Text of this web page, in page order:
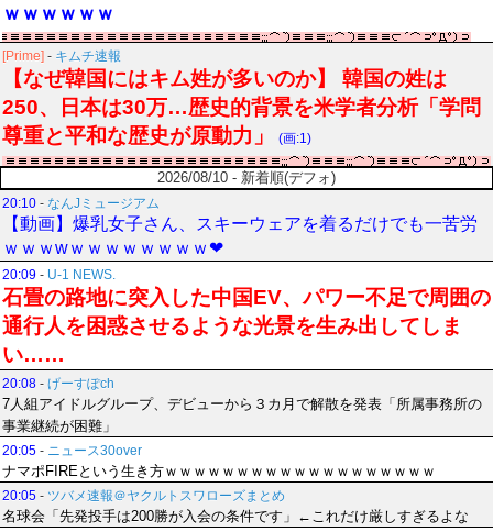
ｗｗｗｗｗｗ
[Prime] - キムチ速報
【なぜ韓国にはキム姓が多いのか】 韓国の姓は
250、日本は30万…歴史的背景を米学者分析「学問
尊重と平和な歴史が原動力」
(画:1)
2026/08/10 - 新着順(デフォ)
20:10 - なんJミュージアム
【動画】爆乳女子さん、スキーウェアを着るだけでも一苦労
ｗｗｗwｗｗｗｗｗｗｗｗ❤
20:09 - U-1 NEWS.
石畳の路地に突入した中国EV、パワー不足で周囲の
通行人を困惑させるような光景を生み出してしま
い……
20:08 - げーすぽch
7人組アイドルグループ、デビューから３カ月で解散を発表「所属事務所の
事業継続が困難」
20:05 - ニュース30over
ナマポFIREという生き方ｗｗｗｗｗｗｗｗｗｗｗｗｗｗｗｗｗｗｗ
20:05 - ツバメ速報＠ヤクルトスワローズまとめ
名球会「先発投手は200勝が入会の条件です」←これだけ厳しすぎるよな